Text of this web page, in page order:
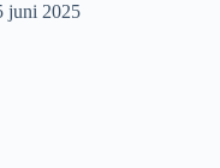
juni 2025